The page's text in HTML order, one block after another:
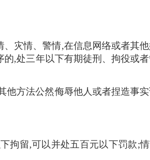
灾情、警情,在信息网络或者其
,处三年以下有期徒刑、拘役或
方法公然侮辱他人或者捏造事
拘留,可以并处五百元以下罚款;